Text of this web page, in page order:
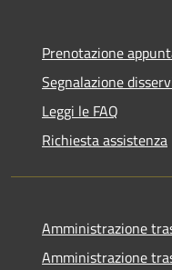
Prenotazione
Segnalazione
Leggi le FAQ
Richiesta assistenza
Amministrazione
Amministrazione